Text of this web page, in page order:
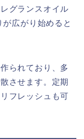
グランスオイル
広がり始めると
られており、多
させます。定期
フレッシュも可